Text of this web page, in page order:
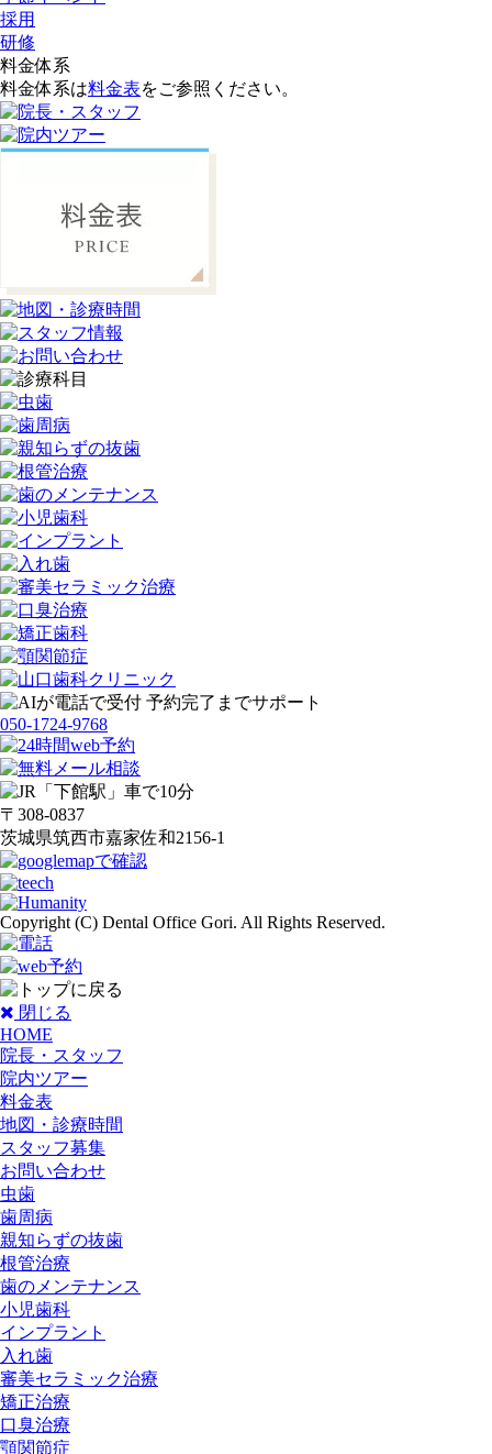
採用
研修
料金体系
料金体系は料金表をご参照ください。
050-1724-9768
〒308-0837
茨城県筑西市嘉家佐和2156-1
Copyright (C) Dental Office Gori. All Rights Reserved.
閉じる
HOME
院長・スタッフ
院内ツアー
料金表
地図・診療時間
スタッフ募集
お問い合わせ
虫歯
歯周病
親知らずの抜歯
根管治療
歯のメンテナンス
小児歯科
インプラント
入れ歯
審美セラミック治療
矯正治療
口臭治療
顎関節症